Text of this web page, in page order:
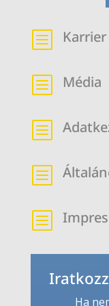
b Karrier
b Média
b
b
b
Ha